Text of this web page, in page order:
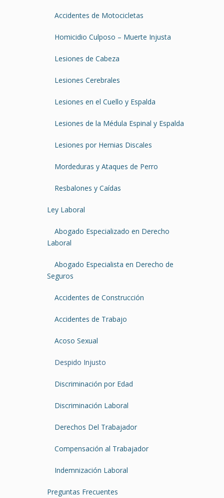
Accidentes de Motocicletas
Homicidio Culposo – Muerte Injusta
Lesiones de Cabeza
Lesiones Cerebrales
Lesiones en el Cuello y Espalda
Lesiones de la Médula Espinal y Espalda
Lesiones por Hernias Discales
Mordeduras y Ataques de Perro
Resbalones y Caídas
Ley Laboral
Abogado Especializado en Derecho
Laboral
Abogado Especialista en Derecho de
Seguros
Accidentes de Construcción
Accidentes de Trabajo
Acoso Sexual
Despido Injusto
Discriminación por Edad
Discriminación Laboral
Derechos Del Trabajador
Compensación al Trabajador
Indemnización Laboral
Preguntas Frecuentes